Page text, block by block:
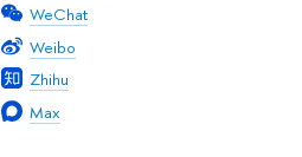
WeChat
Weibo
Zhihu
Max